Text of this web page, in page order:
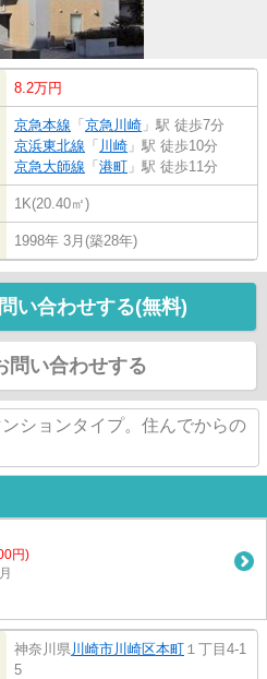
8.2万円
京急本線 「 京急川崎 」駅 徒歩7分
京浜東北線 「 川崎 」駅 徒歩10分
京急大師線 「 港町 」駅 徒歩11分
1K(20.40㎡)
1998年 3月(築28年)
い合わせする(無料)
問い合わせする
ションタイプ。住んでからの
円)
神奈川県 川崎市川崎区本町 １丁目4-1
5